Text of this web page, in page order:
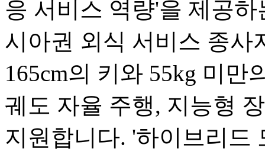
응 서비스 역량'을 제공
시아권 외식 서비스 종사
165cm의 키와 55kg 미만
궤도 자율 주행, 지능형
지원합니다. '하이브리드